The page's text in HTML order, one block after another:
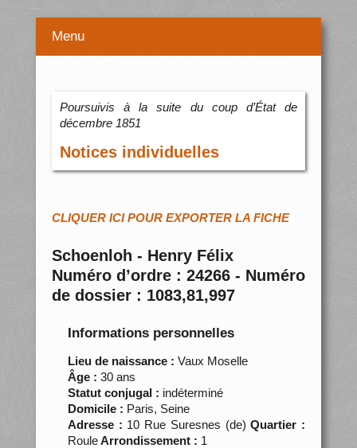
Menu
Poursuivis à la suite du coup d’État de
décembre 1851
Notices individuelles
CLIQUER ICI POUR EXPORTER LA FICHE
Schoenloh - Henry Félix
Numéro d’ordre : 24266 - Numéro
de dossier : 1083,81,997
Informations personnelles
Lieu de naissance : Vaux Moselle
Âge : 30 ans
Statut conjugal : indéterminé
Domicile : Paris, Seine
Adresse : 10 Rue Suresnes (de)Quartier :
RouleArrondissement : 1